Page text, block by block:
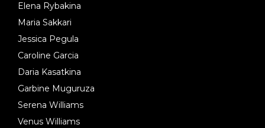
Elena Rybakina
Maria Sakkari
Jessica Pegula
Caroline Garcia
Daria Kasatkina
Garbine Muguruza
Serena Williams
Venus Williams